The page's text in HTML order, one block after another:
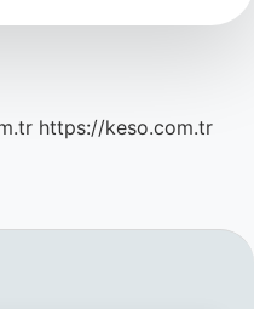
https://keso.com.tr